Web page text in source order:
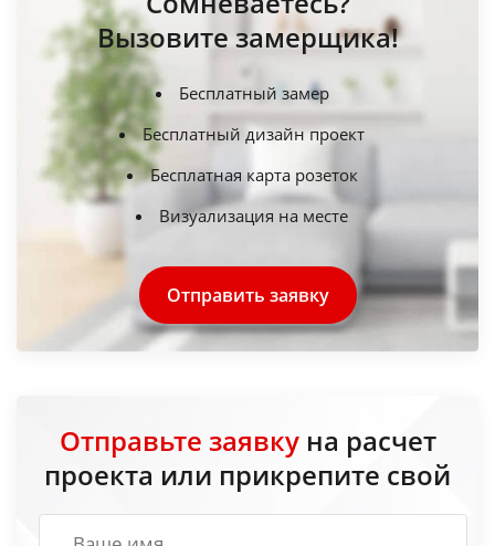
Вызовите замерщика!
Бесплатный замер
Бесплатный дизайн проект
Бесплатная карта розеток
Визуализация на месте
Отправить заявку
Отправьте заявкуна расчет
проекта или прикрепите свой